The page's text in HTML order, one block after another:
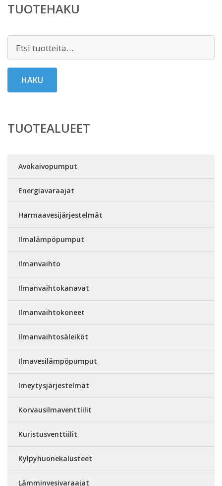
TUOTEHAKU
HAKU
TUOTEALUEET
Avokaivopumput
Energiavaraajat
Harmaavesijärjestelmät
Ilmalämpöpumput
Ilmanvaihto
Ilmanvaihtokanavat
Ilmanvaihtokoneet
Ilmanvaihtosäleiköt
Ilmavesilämpöpumput
Imeytysjärjestelmät
Korvausilmaventtiilit
Kuristusventtiilit
Kylpyhuonekalusteet
Lämminvesivaraajat